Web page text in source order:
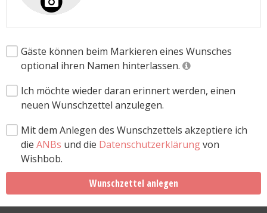
Gäste können beim Markieren eines Wunsches
optional ihren Namen hinterlassen.
Ich möchte wieder daran erinnert werden, einen
neuen Wunschzettel anzulegen.
Mit dem Anlegen des Wunschzettels akzeptiere ich
die ANBs und die Datenschutzerklärungvon
Wishbob.
Wunschzettel anlegen